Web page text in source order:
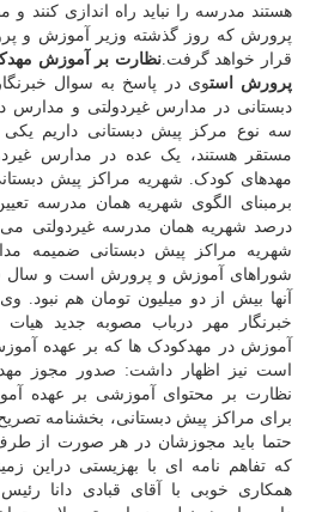
هستند مدرسه را نباید راه اندازی کنند
پرورش که روز گذشته وزیر آموزش و
قرار خواهد گرفت.نظارت بر آموزش
پرورش استوی در پاسخ به سوال
دبستانی در مدارس غیردولتی و مدارس
سه نوع مرکز پیش دبستانی داریم یکی
مستقر هستند، یک عده در مدارس
مهدهای کودک. شهریه مراکز پیش
درصد شهریه همان مدرسه غیردولتی می
شهریه مراکز پیش دبستانی ضمیمه
شوراهای آموزش و پرورش است و سال
آنها بیش از دو میلیون تومان هم نبود.
خبرنگار مهر درباب مصوبه جدید هیات
آموزش در مهدکودک ها که بر عهده
است نیز اظهار داشت: صدور مجوز
نظارت بر محتوای آموزشی بر عهده
برای مراکز پیش دبستانی، بخشنامه
حتما باید مجوزشان در هر صورت از
که تفاهم نامه ای با بهزیستی دراین
همکاری خوبی با آقای قبادی دانا